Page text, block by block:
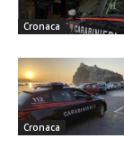
Cronaca
Cronaca